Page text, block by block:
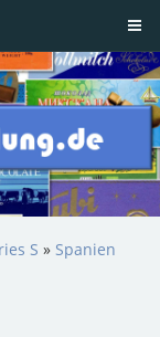
S » Spanien